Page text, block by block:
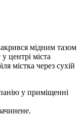
мідним тазом
центрі міста
містка через сухій
у приміщенні